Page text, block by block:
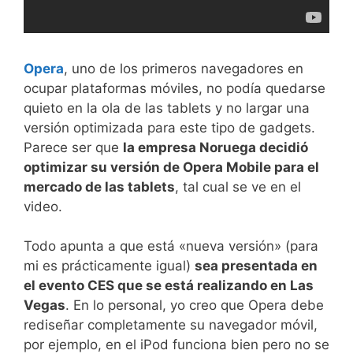
Opera, uno de los primeros navegadores en
ocupar plataformas móviles, no podía quedarse
quieto en la ola de las tablets y no largar una
versión optimizada para este tipo de gadgets.
Parece ser que la empresa Noruega decidió
optimizar su versión de Opera Mobile para el
mercado de las tablets, tal cual se ve en el
video.
Todo apunta a que está «nueva versión» (para
mi es prácticamente igual) sea presentada en
el evento CES que se está realizando en Las
Vegas. En lo personal, yo creo que Opera debe
rediseñar completamente su navegador móvil,
por ejemplo, en el iPod funciona bien pero no se